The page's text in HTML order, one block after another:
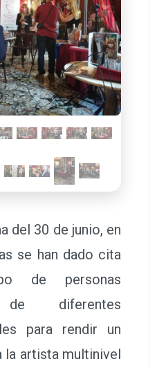
del 30 de junio, en
se han dado cita
de personas
de diferentes
para rendir un
la artista multinivel